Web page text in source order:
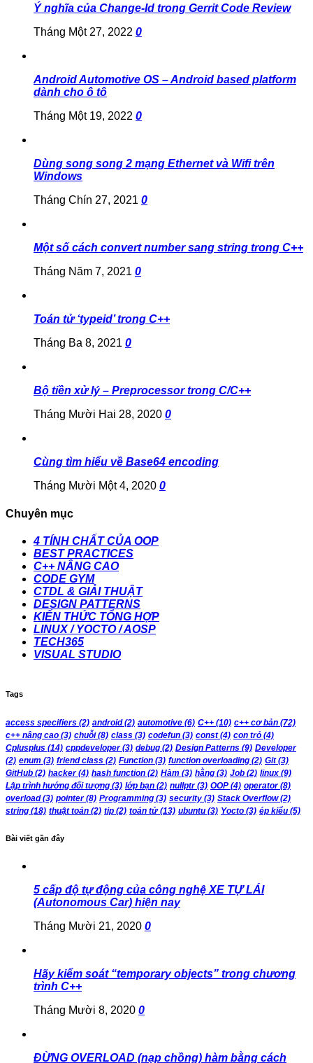
Ý nghĩa của Change-Id trong Gerrit Code Review
Tháng Một 27, 2022 0
Android Automotive OS – Android based platform
dành cho ô tô
Tháng Một 19, 2022 0
Dùng song song 2 mạng Ethernet và Wifi trên
Windows
Tháng Chín 27, 2021 0
Một số cách convert number sang string trong C++
Tháng Năm 7, 2021 0
Toán tử ‘typeid’ trong C++
Tháng Ba 8, 2021 0
Bộ tiền xử lý – Preprocessor trong C/C++
Tháng Mười Hai 28, 2020 0
Cùng tìm hiểu về Base64 encoding
Tháng Mười Một 4, 2020 0
Chuyên mục
4 TÍNH CHẤT CỦA OOP
BEST PRACTICES
C++ NÂNG CAO
CODE GYM
CTDL & GIẢI THUẬT
DESIGN PATTERNS
KIẾN THỨC TỔNG HỢP
LINUX / YOCTO / AOSP
TECH365
VISUAL STUDIO
Tags
access specifiers (2) android(2) automotive (6) C++ (10) c++ cơ bản (72)
c++ nâng cao (3) chuỗi(8) class (3) codefun (3) const(4) con trỏ (4)
Cplusplus (14) cppdeveloper(3) debug (2) Design Patterns (9) Developer
(2) enum (3) friend class (2) Function (3) function overloading (2) Git(3)
GitHub (2) hacker(4) hash function (2) Hàm (3) hằng (3) Job (2) linux (9)
Lập trình hướng đối tượng (3) lớp bạn (2) nullptr(3) OOP (4) operator(8)
overload(3) pointer(8) Programming (3) security (3) Stack Overflow(2)
string (18) thuật toán (2) tip (2) toán tử(13) ubuntu (3) Yocto (3) ép kiểu (5)
Bài viết gần đây
5 cấp độ tự động của công nghệ XE TỰ LÁI
(Autonomous Car) hiện nay
Tháng Mười 21, 2020 0
Hãy kiểm soát “temporary objects” trong chương
trình C++
Tháng Mười 8, 2020 0
ĐỪNG OVERLOAD (nạp chồng) hàm bằng cách